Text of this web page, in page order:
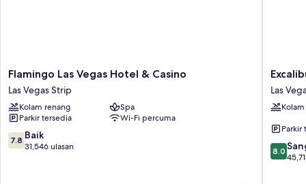
Flamingo
Las
Vegas
Hotel
&
Casino
Las
Flamingo Las Vegas Hotel & Casino
Las Vegas Strip
Kolam renang
Spa
Parkir tersedia
Wi-Fi percuma
7.8
daripada
7.8 Baik
31,546 ulasan
Hotel
&
Casino
Vegas
Strip
Las
Parkir
8.0
8.0